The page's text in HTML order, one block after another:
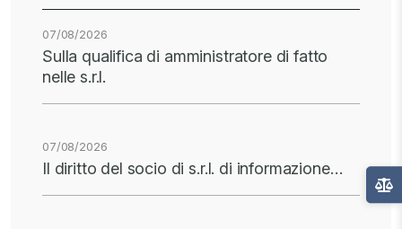
07/08/2026
Sulla qualifica di amministratore di fatto
nelle s.r.l.
07/08/2026
Il diritto del socio di s.r.l. di informazione…